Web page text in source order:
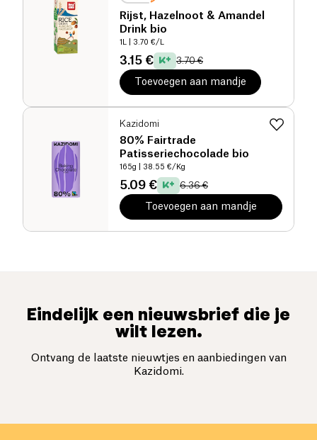
Rijst, Hazelnoot & Amandel
Drink bio
1L | 3.70 €/L
3.15 € 3.70 €
Toevoegen aan mandje
Kazidomi
80% Fairtrade
Patisseriechocolade bio
165g | 38.55 €/Kg
5.09 € 6.36 €
Toevoegen aan mandje
Eindelijk een nieuwsbrief die je
wilt lezen.
Ontvang de laatste nieuwtjes en aanbiedingen van
Kazidomi.